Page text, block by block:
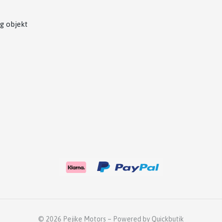
objekt
© 2026 Pejike Motors – Powered by Quickbutik